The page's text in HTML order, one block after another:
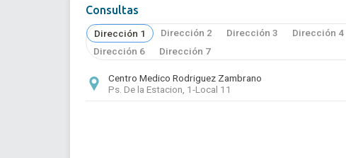
Consultas
Dirección 1 Dirección 2 Dirección 3 Dirección 4
Dirección 6
Dirección 7
Centro Medico Rodriguez Zambrano
Ps. De la Estacion, 1-Local 11